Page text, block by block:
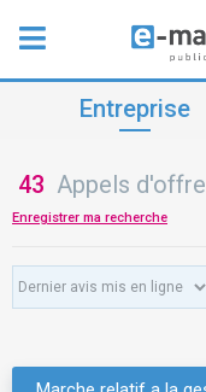
Entreprise
43 Appels
Enregistrer ma recherche